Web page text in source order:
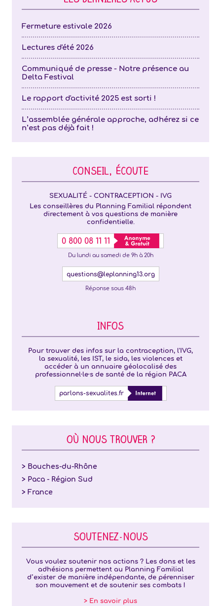
Fermeture estivale 2026
Lectures d'été 2026
Communiqué de presse - Notre présence au
Delta Festival
Le rapport d'activité 2025 est sorti !
L’assemblée générale approche, adhérez si ce
n’est pas déjà fait !
CONSEIL, ÉCOUTE
SEXUALITÉ - CONTRACEPTION - IVG
Les conseillères du Planning Familial répondent
directement à vos questions de manière
confidentielle.
0 800 08 11 11
Du lundi au samedi de 9h à 20h
questions@leplanning13.org
Réponse sous 48h
INFOS
Pour trouver des infos sur la contraception, l'IVG,
la sexualité, les IST, le sida, les violences et
accéder à un annuaire géolocalisé des
professionnel·le·s de santé de la région PACA
parlons-sexualites.fr
OÙ NOUS TROUVER ?
> Bouches-du-Rhône
> Paca - Région Sud
> France
SOUTENEZ-NOUS
Vous voulez soutenir nos actions ? Les dons et les
adhésions permettent au Planning Familial
d’exister de manière indépendante, de pérenniser
son mouvement et de soutenir ses combats !
> En savoir plus